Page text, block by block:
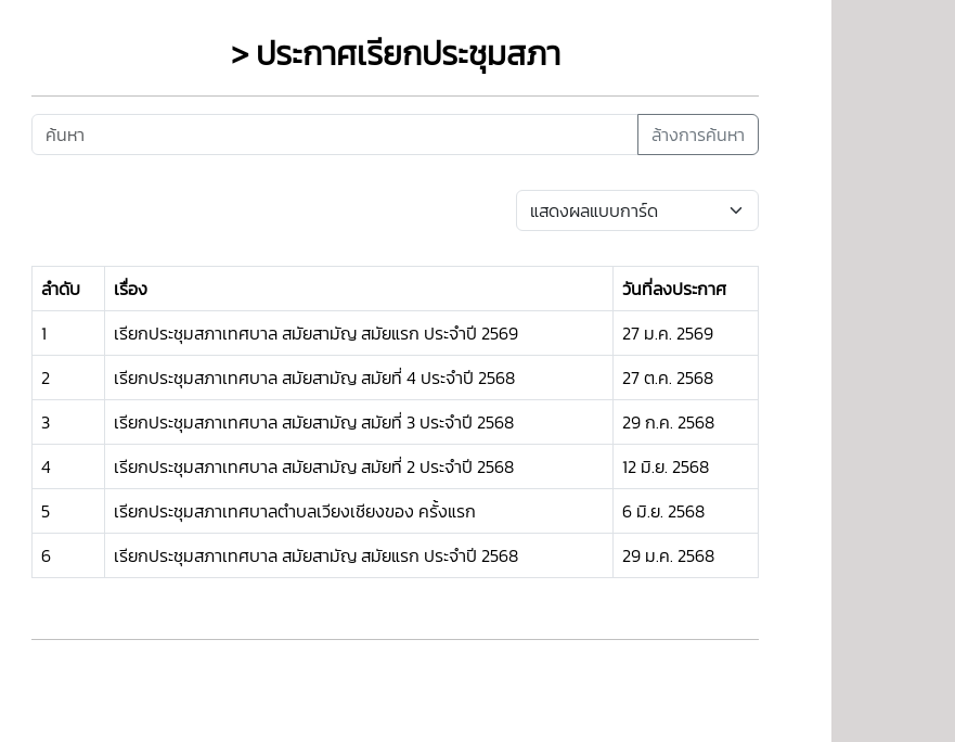
> ประกาศเรียกประชุมสภา
ล้างการค้นหา
ลำดับ เรื่อง
วันที่ลงประกาศ
1
เรียกประชุมสภาเทศบาล สมัยสามัญ สมัยแรก ประจำปี 2569
27 ม.ค. 2569
2
เรียกประชุมสภาเทศบาล สมัยสามัญ สมัยที่ 4 ประจำปี 2568
27 ต.ค. 2568
3
เรียกประชุมสภาเทศบาล สมัยสามัญ สมัยที่ 3 ประจำปี 2568
29 ก.ค. 2568
4
เรียกประชุมสภาเทศบาล สมัยสามัญ สมัยที่ 2 ประจำปี 2568
12 มิ.ย. 2568
5
เรียกประชุมสภาเทศบาลตำบลเวียงเชียงของ ครั้งแรก
6 มิ.ย. 2568
6
เรียกประชุมสภาเทศบาล สมัยสามัญ สมัยแรก ประจำปี 2568 29 ม.ค. 2568